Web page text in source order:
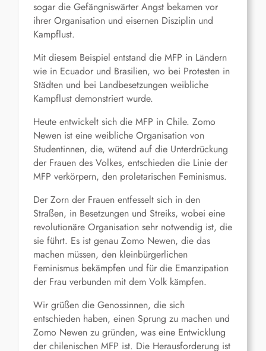
sogar die Gefängniswärter Angst bekamen vor
ihrer Organisation und eisernen Disziplin und
Kampflust.
Mit diesem Beispiel entstand die MFP in Ländern
wie in Ecuador und Brasilien, wo bei Protesten in
Städten und bei Landbesetzungen weibliche
Kampflust demonstriert wurde.
Heute entwickelt sich die MFP in Chile. Zomo
Newen ist eine weibliche Organisation von
Studentinnen, die, wütend auf die Unterdrückung
der Frauen des Volkes, entschieden die Linie der
MFP verkörpern, den proletarischen Feminismus.
Der Zorn der Frauen entfesselt sich in den
Straßen, in Besetzungen und Streiks, wobei eine
revolutionäre Organisation sehr notwendig ist, die
sie führt. Es ist genau Zomo Newen, die das
machen müssen, den kleinbürgerlichen
Feminismus bekämpfen und für die Emanzipation
der Frau verbunden mit dem Volk kämpfen.
Wir grüßen die Genossinnen, die sich
entschieden haben, einen Sprung zu machen und
Zomo Newen zu gründen, was eine Entwicklung
der chilenischen MFP ist. Die Herausforderung ist